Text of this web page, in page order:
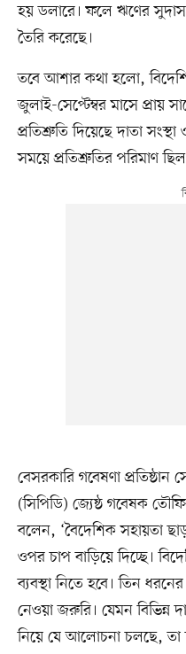
হয় ডলারে। ফলে ঋণের
তৈরি করেছে।
তবে আশার কথা হলো,
জুলাই-সেপ্টেম্বর মাসে প্রায়
প্রতিশ্রুতি দিয়েছে দাতা
সময়ে প্রতিশ্রুতির পরিমাণ
বেসরকারি গবেষণা প্রতিষ্ঠান
(সিপিডি) জ্যেষ্ঠ গবেষক
বলেন, ‘বৈদেশিক সহায়তা
ওপর চাপ বাড়িয়ে দিচ্ছে।
ব্যবস্থা নিতে হবে। তিন
নেওয়া জরুরি। যেমন বিভিন্ন
নিয়ে যে আলোচনা চলছে, তা